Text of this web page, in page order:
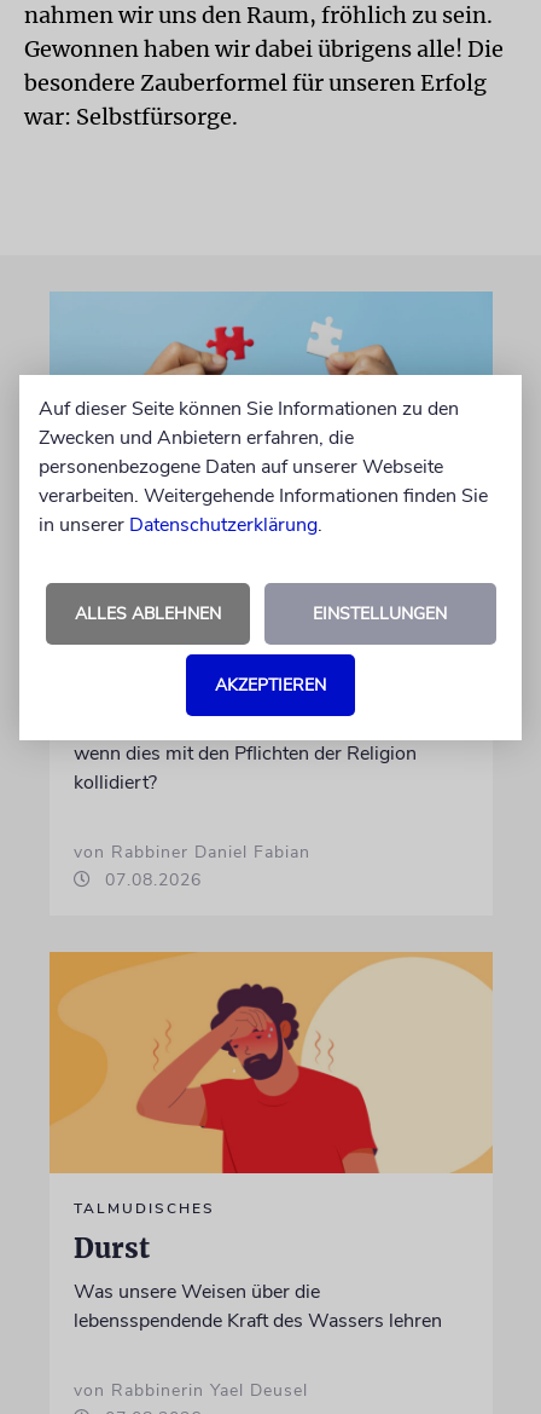
nahmen wir uns den Raum, fröhlich zu sein.
Gewonnen haben wir dabei übrigens alle! Die
besondere Zauberformel für unseren Erfolg
war: Selbstfürsorge.
Gottes Gebot oder Staates
Gesetz?
Ein talmudisches Prinzip besagt, dass sich
fromme Juden auch an das Gesetz ihres
Landes halten müssen. Doch was geschieht,
wenn dies mit den Pflichten der Religion
kollidiert?
von Rabbiner Daniel Fabian
07.08.2026
TALMUDISCHES
Durst
Was unsere Weisen über die
lebensspendende Kraft des Wassers lehren
von Rabbinerin Yael Deusel
Auf dieser Seite können Sie Informationen zu den
Zwecken und Anbietern erfahren, die
personenbezogene Daten auf unserer Webseite
verarbeiten. Weitergehende Informationen finden Sie
in unserer Datenschutzerklärung.
ALLES ABLEHNEN EINSTELLUNGEN
AKZEPTIEREN